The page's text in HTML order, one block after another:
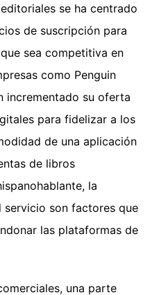
se ha centrado
de suscripción para
sea competitiva en
como Penguin
incrementado su oferta
para fidelizar a los
de una aplicación
de libros
la
servicio son factores que
las plataformas de
una parte